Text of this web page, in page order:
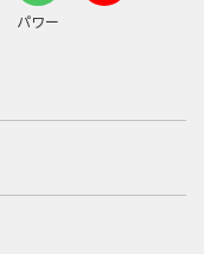
パワー